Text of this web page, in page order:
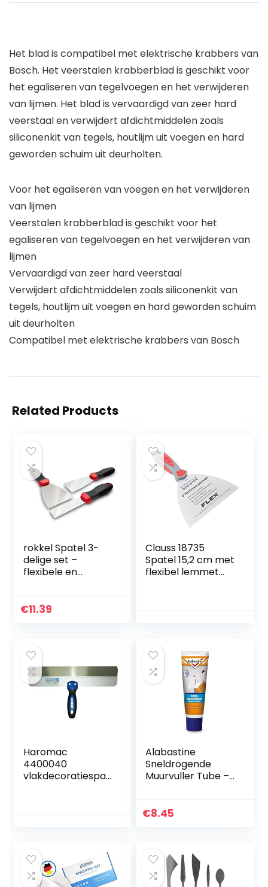
Het blad is compatibel met elektrische krabbers van
Bosch. Het veerstalen krabberblad is geschikt voor
het egaliseren van tegelvoegen en het verwijderen
van lijmen. Het blad is vervaardigd van zeer hard
veerstaal en verwijdert afdichtmiddelen zoals
siliconenkit van tegels, houtlijm uit voegen en hard
geworden schuim uit deurholten.
Voor het egaliseren van voegen en het verwijderen
van lijmen
Veerstalen krabberblad is geschikt voor het
egaliseren van tegelvoegen en het verwijderen van
lijmen
Vervaardigd van zeer hard veerstaal
Verwijdert afdichtmiddelen zoals siliconenkit van
tegels, houtlijm uit voegen en hard geworden schuim
uit deurholten
Compatibel met elektrische krabbers van Bosch
Related Products
rokkel Spatel 3-
delige set –
flexibele en
messen met anti-
stuks
€11.39
Clauss 18735
Spatel 15,2 cm met
flexibel lemmet
ergonomische
handgreep, ideaal
voor
reparatiewerkzaa
mheden
Haromac
4400040
vlakdecoratiespat
Alabastine
Sneldrogende
Muurvuller Tube –
€8.45